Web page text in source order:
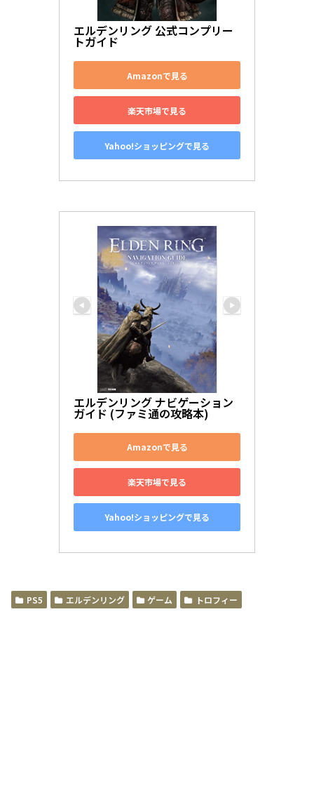
エルデンリング 公式コンプリー
トガイド
Amazonで見る
楽天市場で見る
Yahoo!ショッピングで見る
エルデンリング ナビゲーション
ガイド (ファミ通の攻略本)
Amazonで見る
楽天市場で見る
Yahoo!ショッピングで見る
PS5 エルデンリング ゲーム トロフィー